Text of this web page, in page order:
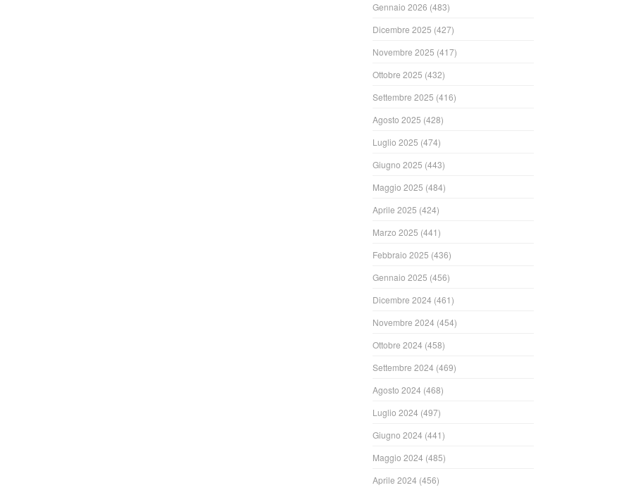
Gennaio 2026 (483)
Dicembre 2025 (427)
Novembre 2025 (417)
Ottobre 2025 (432)
Settembre 2025 (416)
Agosto 2025 (428)
Luglio 2025 (474)
Giugno 2025 (443)
Maggio 2025 (484)
Aprile 2025 (424)
Marzo 2025 (441)
Febbraio 2025 (436)
Gennaio 2025 (456)
Dicembre 2024 (461)
Novembre 2024 (454)
Ottobre 2024 (458)
Settembre 2024 (469)
Agosto 2024 (468)
Luglio 2024 (497)
Giugno 2024 (441)
Maggio 2024 (485)
Aprile 2024 (456)